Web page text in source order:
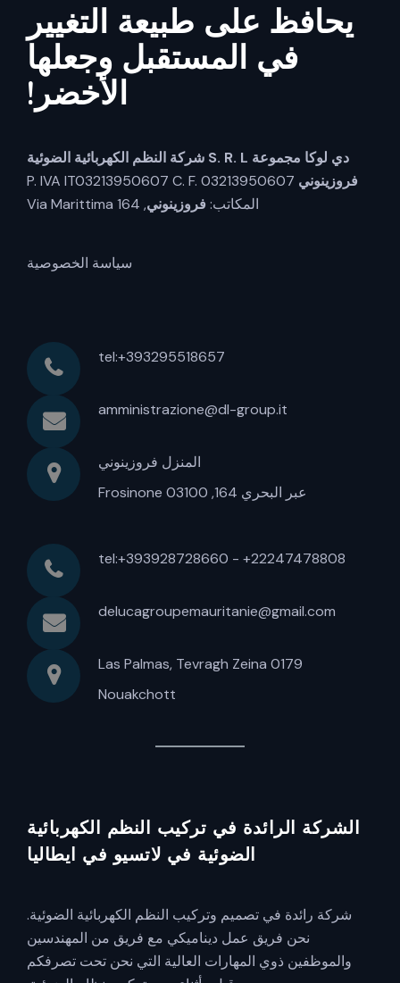
يحافظ على طبيعة التغيير
في المستقبل وجعلها
الأخضر!
دي لوكا مجموعة S. R. L
شركة النظم الكهربائية الضوئية
فروزينوني P. IVA IT03213950607 C. F. 03213950607
المكاتب: فروزينوني, Via Marittima 164
سياسة الخصوصية
tel:+393295518657
amministrazione@dl-group.it
المنزل فروزينوني
عبر البحري 164, 03100 Frosinone
tel:+393928728660 - +22247478808
delucagroupemauritanie@gmail.com
Las Palmas, Tevragh Zeina 0179
Nouakchott
الشركة الرائدة في تركيب النظم الكهربائية
الضوئية في لاتسيو في ايطاليا
شركة رائدة في تصميم وتركيب النظم الكهربائية الضوئية.
نحن فريق عمل ديناميكي مع فريق من المهندسين
والموظفين ذوي المهارات العالية التي نحن تحت تصرفكم